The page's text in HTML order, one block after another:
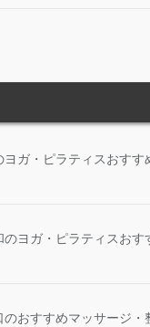
ヨガ・ピラティスおす
のヨガ・ピラティスおす
のおすすめマッサージ